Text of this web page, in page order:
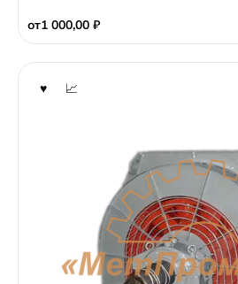
от1 000,00 ₽
f
5